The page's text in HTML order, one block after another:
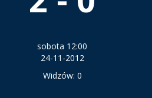
sobota 12:00
24-11-2012
Widzów: 0